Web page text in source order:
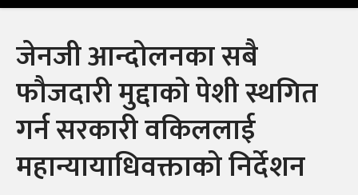
जेनजी आन्दोलनका सबै
फौजदारी मुद्दाको पेशी स्थगित
गर्न सरकारी वकिललाई
महान्यायाधिवक्ताको निर्देशन